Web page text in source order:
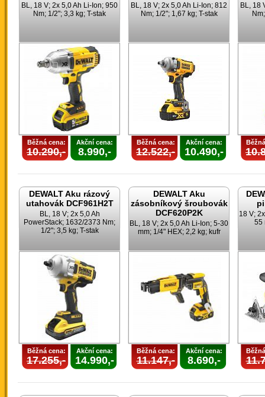
BL, 18 V; 2x 5,0 Ah Li-Ion; 950
Nm; 1/2"; 3,3 kg; T-stak
Běžná cena:
10.290,-
Akční cena:
8.990,-
BL, 18 V; 2x 5,0 Ah Li-Ion; 812
Nm; 1/2"; 1,67 kg; T-stak
Běžná cena:
12.522,-
Akční cena:
10.490,-
BL, 18
DEWALT Aku rázový
utahovák DCF961H2T
BL, 18 V; 2x 5,0 Ah
PowerStack; 1632/2373 Nm;
1/2"; 3,5 kg; T-stak
Běžná cena:
17.255,-
Akční cena:
14.990,-
DEWALT Aku
zásobníkový šroubovák
DCF620P2K
BL, 18 V; 2x 5,0 Ah Li-Ion; 5-30
mm; 1/4" HEX; 2,2 kg; kufr
Běžná cena:
11.147,-
Akční cena:
8.690,-
18 V;
55